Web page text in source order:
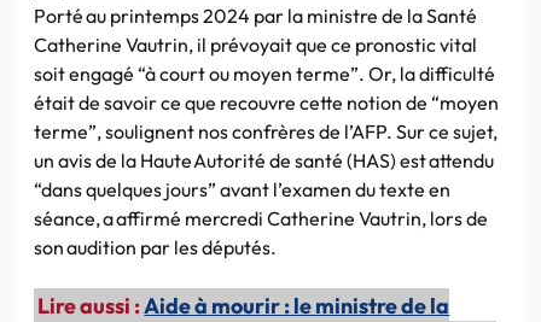
Porté au printemps 2024 par la ministre de la Santé
Catherine Vautrin, il prévoyait que ce pronostic vital
soit engagé “à court ou moyen terme”. Or, la difficulté
était de savoir ce que recouvre cette notion de “moyen
terme”, soulignent nos confrères de l’AFP. Sur ce sujet,
un avis de la Haute Autorité de santé (HAS) est attendu
“dans quelques jours” avant l’examen du texte en
séance, a affirmé mercredi Catherine Vautrin, lors de
son audition par les députés.
Lire aussi :Aide à mourir : le ministre de la